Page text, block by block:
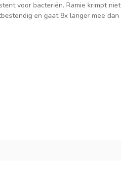
voor bacteriën. Ramie krimpt niet
en gaat 8x langer mee dan